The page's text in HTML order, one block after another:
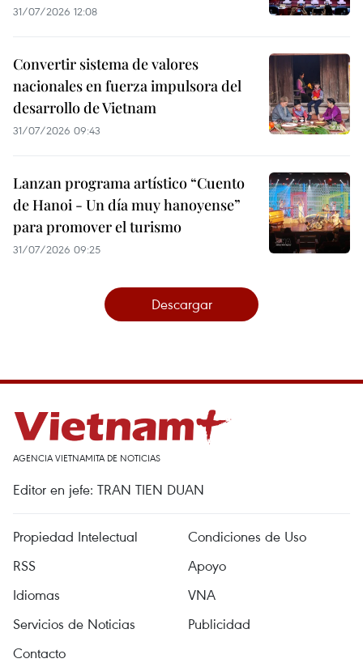
31/07/2026 12:08
Convertir sistema de valores
nacionales en fuerza impulsora del
desarrollo de Vietnam
31/07/2026 09:43
Lanzan programa artístico “Cuento
de Hanoi - Un día muy hanoyense”
para promover el turismo
31/07/2026 09:25
Descargar
AGENCIA VIETNAMITA DE NOTICIAS
Editor en jefe: TRAN TIEN DUAN
Propiedad Intelectual
Condiciones de Uso
RSS
Apoyo
Idiomas
VNA
Servicios de Noticias
Publicidad
Contacto